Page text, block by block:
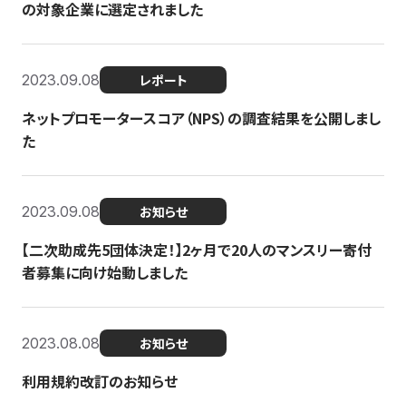
の対象企業に選定されました
2023.09.08 レポート
ネットプロモータースコア（NPS）の調査結果を公開しまし
た
2023.09.08 お知らせ
【二次助成先5団体決定！】2ヶ月で20人のマンスリー寄付
者募集に向け始動しました
2023.08.08 お知らせ
利用規約改訂のお知らせ